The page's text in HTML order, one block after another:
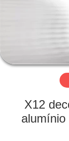
FÁBRICA
X12
alumínio